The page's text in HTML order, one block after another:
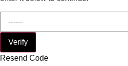
Verify
Resend Code